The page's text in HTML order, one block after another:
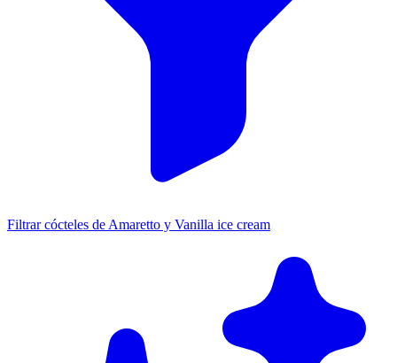
Filtrar cócteles de Amaretto y Vanilla ice cream